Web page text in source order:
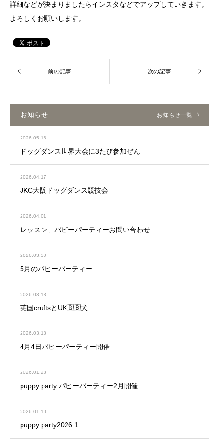
詳細などが決まりましたらインスタなどでアップしていきます。
よろしくお願いします。
お知らせ お知らせ一覧
2026.05.16
ドッグダンス世界大会に3たび参加ぜん
2026.04.17
JKC大阪ドッグダンス競技会
2026.04.01
レッスン、パピーパーティーお問い合わせ
2026.03.30
5月のパピーパーティー
2026.03.18
英国cruftsとUK🇬🇧犬...
2026.03.18
4月4日パピーパーティー開催
2026.01.28
puppy party パピーパーティー2月開催
2026.01.10
puppy party2026.1